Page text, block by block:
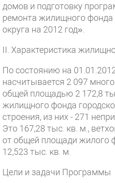
домов и подготовку
ремонта жилищного фонда
округа на 2012 год».
II. Характеристика
По состоянию на
насчитывается 2 097
общей площадью 2 172,8
жилищного фонда
строения, из них - 271
Это 167,28 тыс. кв. м.,
от общей площади жилого
12,523 тыс. кв. м.
Цели и задачи Программы